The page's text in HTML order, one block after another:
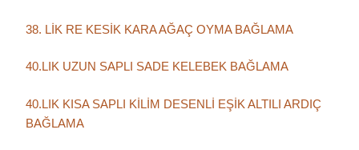
38. LİK RE KESİK KARA AĞAÇ OYMA BAĞLAMA
40.LIK UZUN SAPLI SADE KELEBEK BAĞLAMA
40.LIK KISA SAPLI KİLİM DESENLİ EŞİK ALTILI ARDIÇ
BAĞLAMA